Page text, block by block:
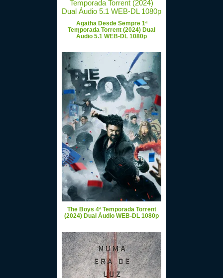
Agatha Desde Sempre 1ª
Temporada Torrent (2024) Dual
Áudio 5.1 WEB-DL 1080p
The Boys 4ª Temporada Torrent
(2024) Dual Áudio WEB-DL 1080p